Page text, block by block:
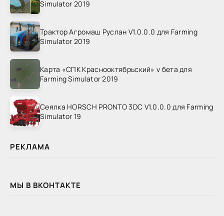
Simulator 2019
Трактор Агромаш Руслан V1.0.0.0 для Farming
Simulator 2019
Карта «СПК Краснооктябрьский» v бета для
Farming Simulator 2019
Сеялка HORSCH PRONTO 3DC V1.0.0.0 для Farming
Simulator 19
РЕКЛАМА
МЫ В ВКОНТАКТЕ